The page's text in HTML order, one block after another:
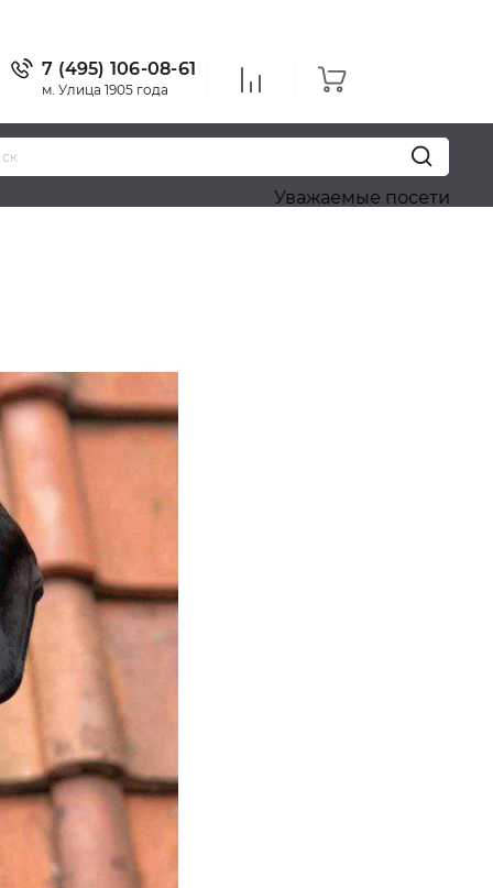
7 (495) 106-08-61
м. Улица 1905 года
Уважаемые посетители!